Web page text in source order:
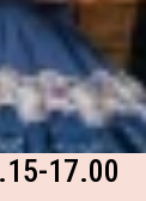
17.00